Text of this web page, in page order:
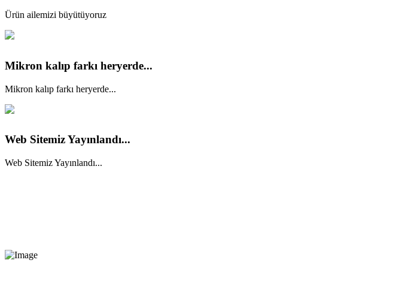
Ürün ailemizi büyütüyoruz
Mikron kalıp farkı heryerde...
Mikron kalıp farkı heryerde...
Web Sitemiz Yayınlandı...
Web Sitemiz Yayınlandı...